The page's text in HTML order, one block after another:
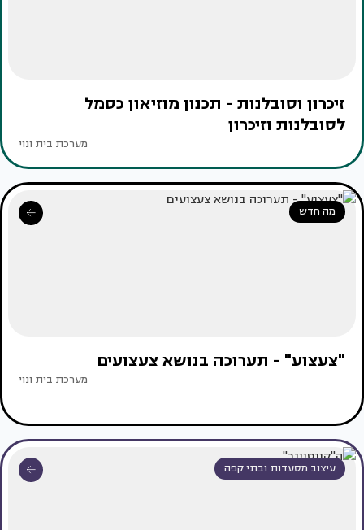
זיכרון וסובלנות - תכנון מוזיאון כסמל
לסובלנות וזיכרון
מערכת בית ונוי
מה חדש
"צעצוע" - תערוכה בנושא צעצועים
מערכת בית ונוי
עיצוב מסעדות ובתי קפה